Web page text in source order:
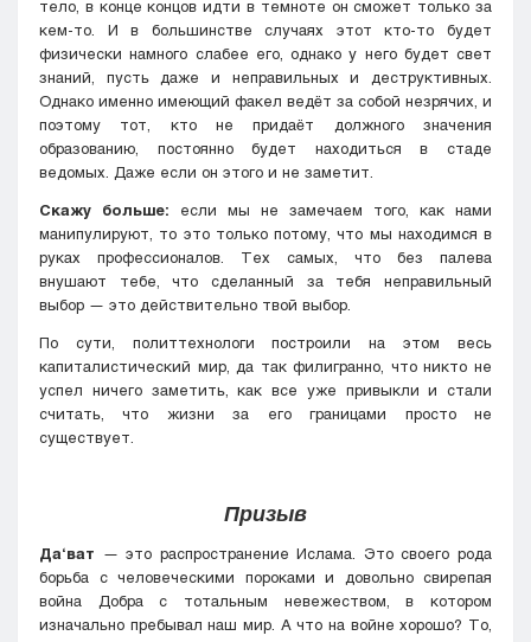
тело, в конце концов идти в темноте он сможет только за
кем-то. И в большинстве случаях этот кто-то будет
физически намного слабее его, однако у него будет свет
знаний, пусть даже и неправильных и деструктивных.
Однако именно имеющий факел ведёт за собой незрячих, и
поэтому тот, кто не придаёт должного значения
образованию, постоянно будет находиться в стаде
ведомых. Даже если он этого и не заметит.
Скажу больше: если мы не замечаем того, как нами
манипулируют, то это только потому, что мы находимся в
руках профессионалов. Тех самых, что без палева
внушают тебе, что сделанный за тебя неправильный
выбор — это действительно твой выбор.
По сути, политтехнологи построили на этом весь
капиталистический мир, да так филигранно, что никто не
успел ничего заметить, как все уже привыкли и стали
считать, что жизни за его границами просто не
существует.
Призыв
Да‘ват — это распространение Ислама. Это своего рода
борьба с человеческими пороками и довольно свирепая
война Добра с тотальным невежеством, в котором
изначально пребывал наш мир. А что на войне хорошо? То,